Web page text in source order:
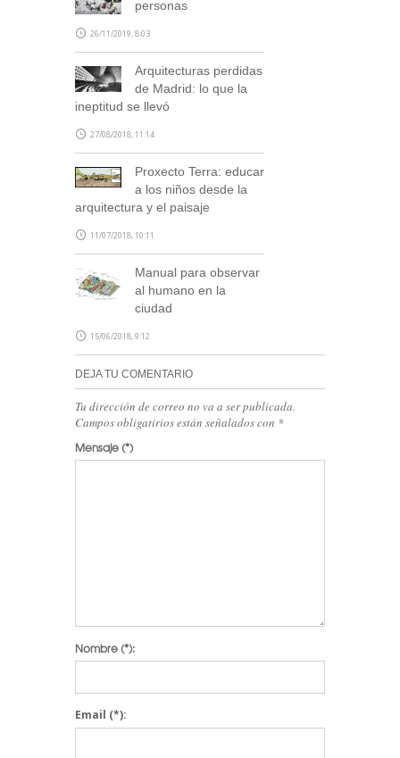
personas
26/11/2019, 8:03
Arquitecturas perdidas
de Madrid: lo que la
ineptitud se llevó
27/08/2018, 11:14
Proxecto Terra: educar
a los niños desde la
arquitectura y el paisaje
11/07/2018, 10:11
Manual para observar
al humano en la
ciudad
15/06/2018, 9:12
DEJA TU COMENTARIO
Tu dirección de correo no va a ser publicada.
Campos obligatirios están señalados con *
Mensaje(*)
Nombre(*):
Email (*):